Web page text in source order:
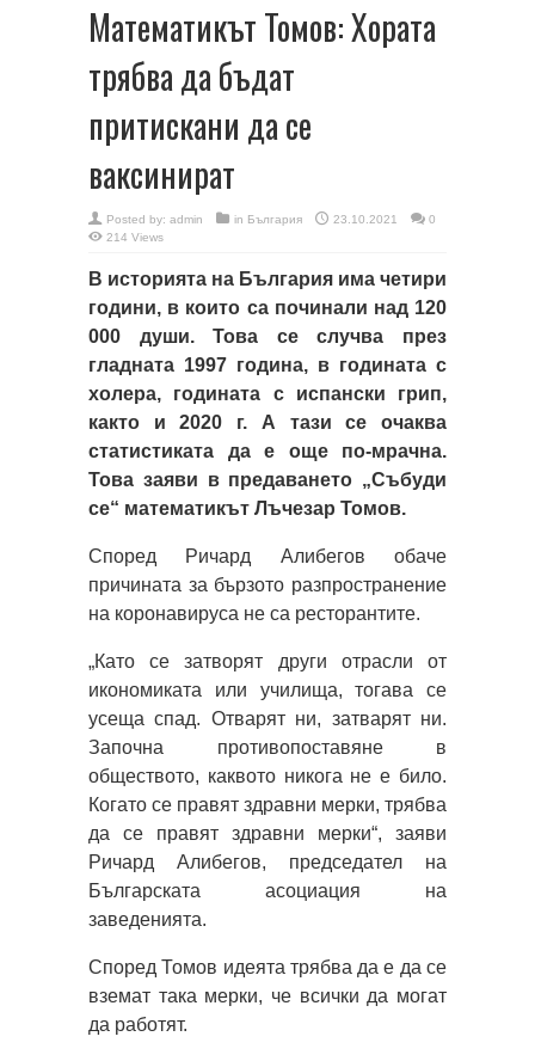
Математикът Томов: Хората
трябва да бъдат
притискани да се
ваксинират
Posted by: admin in България 23.10.2021
0
214 Views
В историята на България има четири
години, в които са починали над 120
000 души. Това се случва през
гладната 1997 година, в годината с
холера, годината с испански грип,
както и 2020 г. А тази се очаква
статистиката да е още по-мрачна.
Това заяви в предаването „Събуди
се“ математикът Лъчезар Томов.
Според Ричард Алибегов обаче
причината за бързото разпространение
на коронавируса не са ресторантите.
„Като се затворят други отрасли от
икономиката или училища, тогава се
усеща спад. Отварят ни, затварят ни.
Започна противопоставяне в
обществото, каквото никога не е било.
Когато се правят здравни мерки, трябва
да се правят здравни мерки“, заяви
Ричард Алибегов, председател на
Българската асоциация на
заведенията.
Според Томов идеята трябва да е да се
вземат така мерки, че всички да могат
да работят.